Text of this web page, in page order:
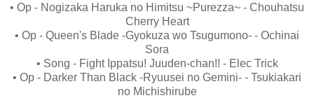
• Op - Nogizaka Haruka no Himitsu ~Purezza~ - Chouhatsu
Cherry Heart
• Op - Queen's Blade -Gyokuza wo Tsugumono- - Ochinai
Sora
• Song - Fight Ippatsu! Juuden-chan!! - Elec Trick
• Op - Darker Than Black -Ryuusei no Gemini- - Tsukiakari
no Michishirube